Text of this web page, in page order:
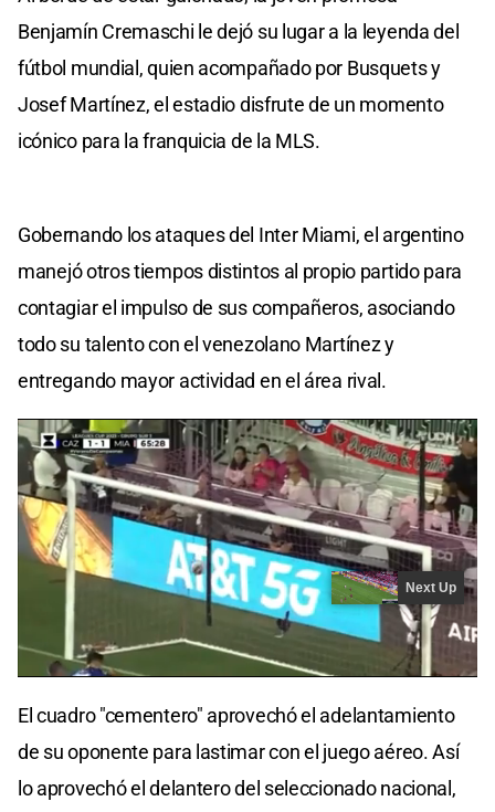
Benjamín Cremaschi le dejó su lugar a la leyenda del
fútbol mundial, quien acompañado por Busquets y
Josef Martínez, el estadio disfrute de un momento
icónico para la franquicia de la MLS.
Gobernando los ataques del Inter Miami, el argentino
manejó otros tiempos distintos al propio partido para
contagiar el impulso de sus compañeros, asociando
todo su talento con el venezolano Martínez y
entregando mayor actividad en el área rival.
El cuadro "cementero" aprovechó el adelantamiento
de su oponente para lastimar con el juego aéreo. Así
lo aprovechó el delantero del seleccionado nacional,